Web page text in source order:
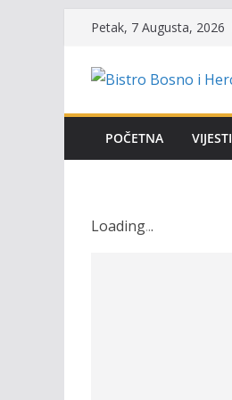
content
Petak, 7 Augusta, 2026
POČETNA VIJESTI
Loading...